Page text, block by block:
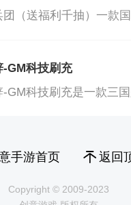
斗地主的玩法，轻松
段位的玩家。
道具都比较丰富，打牌
-GM科技刷充
手游首页 返回
Copyright © 2009-2023